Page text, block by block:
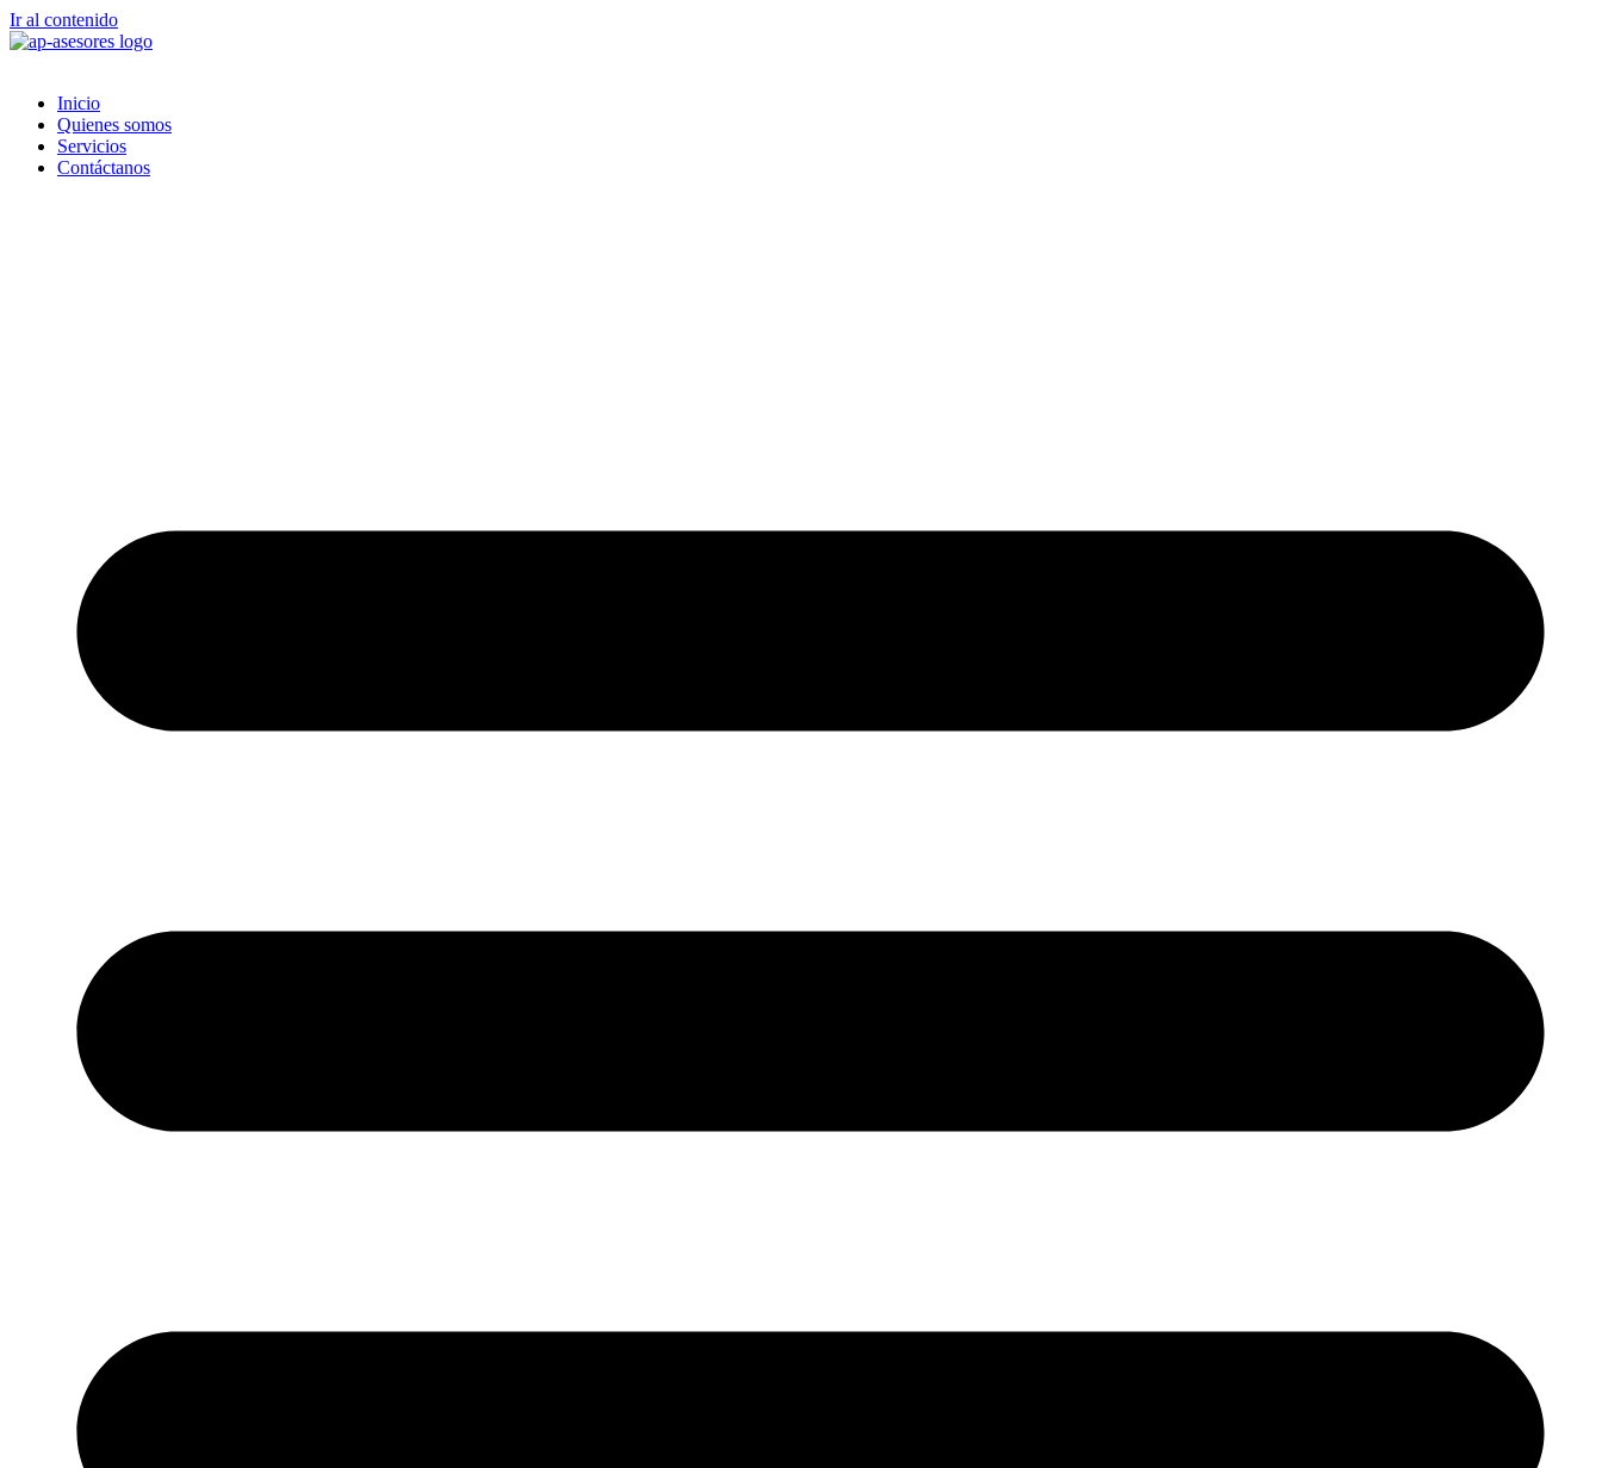
Ir al contenido
Inicio
Quienes somos
Servicios
Contáctanos